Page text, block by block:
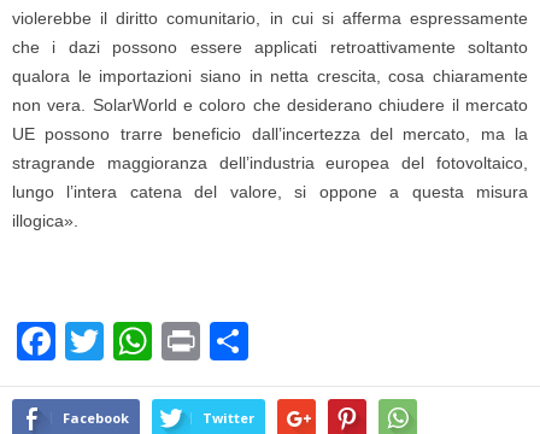
violerebbe il diritto comunitario, in cui si afferma espressamente
che i dazi possono essere applicati retroattivamente soltanto
qualora le importazioni siano in netta crescita, cosa chiaramente
non vera. SolarWorld e coloro che desiderano chiudere il mercato
UE possono trarre beneficio dall’incertezza del mercato, ma la
stragrande maggioranza dell’industria europea del fotovoltaico,
lungo l’intera catena del valore, si oppone a questa misura
illogica».
F
a
c
T
wi
tt
W
h
at
Pr
in
t
o
n
Facebook Twitter